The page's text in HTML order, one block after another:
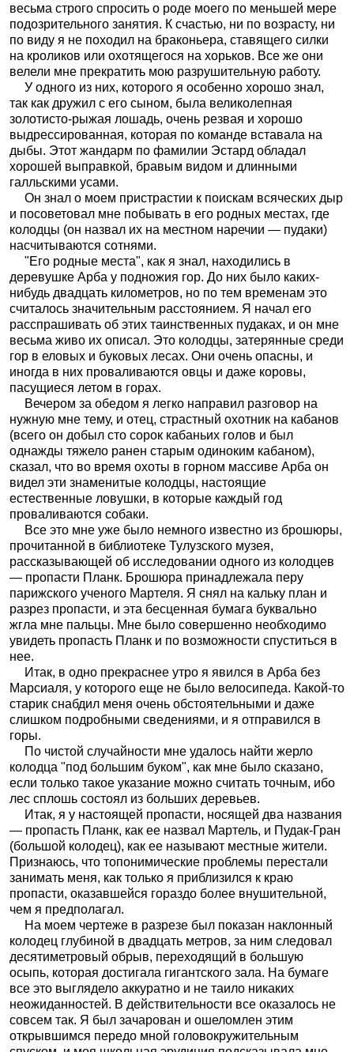
весьма строго спросить о роде моего по меньшей мере
подозрительного занятия. К счастью, ни по возрасту, ни
по виду я не походил на браконьера, ставящего силки
на кроликов или охотящегося на хорьков. Все же они
велели мне прекратить мою разрушительную работу.
У одного из них, которого я особенно хорошо знал,
так как дружил с его сыном, была великолепная
золотисто-рыжая лошадь, очень резвая и хорошо
выдрессированная, которая по команде вставала на
дыбы. Этот жандарм по фамилии Эстард обладал
хорошей выправкой, бравым видом и длинными
галльскими усами.
Он знал о моем пристрастии к поискам всяческих дыр
и посоветовал мне побывать в его родных местах, где
колодцы (он назвал их на местном наречии — пудаки)
насчитываются сотнями.
"Его родные места", как я знал, находились в
деревушке Арба у подножия гор. До них было каких-
нибудь двадцать километров, но по тем временам это
считалось значительным расстоянием. Я начал его
расспрашивать об этих таинственных пудаках, и он мне
весьма живо их описал. Это колодцы, затерянные среди
гор в еловых и буковых лесах. Они очень опасны, и
иногда в них проваливаются овцы и даже коровы,
пасущиеся летом в горах.
Вечером за обедом я легко направил разговор на
нужную мне тему, и отец, страстный охотник на кабанов
(всего он добыл сто сорок кабаньих голов и был
однажды тяжело ранен старым одиноким кабаном),
сказал, что во время охоты в горном массиве Арба он
видел эти знаменитые колодцы, настоящие
естественные ловушки, в которые каждый год
проваливаются собаки.
Все это мне уже было немного известно из брошюры,
прочитанной в библиотеке Тулузского музея,
рассказывающей об исследовании одного из колодцев
— пропасти Планк. Брошюра принадлежала перу
парижского ученого Мартеля. Я снял на кальку план и
разрез пропасти, и эта бесценная бумага буквально
жгла мне пальцы. Мне было совершенно необходимо
увидеть пропасть Планк и по возможности спуститься в
нее.
Итак, в одно прекраснее утро я явился в Арба без
Марсиаля, у которого еще не было велосипеда. Какой-то
старик снабдил меня очень обстоятельными и даже
слишком подробными сведениями, и я отправился в
горы.
По чистой случайности мне удалось найти жерло
колодца "под большим буком", как мне было сказано,
если только такое указание можно считать точным, ибо
лес сплошь состоял из больших деревьев.
Итак, я у настоящей пропасти, носящей два названия
— пропасть Планк, как ее назвал Мартель, и Пудак-Гран
(большой колодец), как ее называют местные жители.
Признаюсь, что топонимические проблемы перестали
занимать меня, как только я приблизился к краю
пропасти, оказавшейся гораздо более внушительной,
чем я предполагал.
На моем чертеже в разрезе был показан наклонный
колодец глубиной в двадцать метров, за ним следовал
десятиметровый обрыв, переходящий в большую
осыпь, которая достигала гигантского зала. На бумаге
все это выглядело аккуратно и не таило никаких
неожиданностей. В действительности все оказалось не
совсем так. Я был зачарован и ошеломлен этим
открывшимся передо мной головокружительным